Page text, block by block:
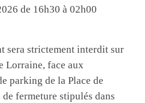
de 16h30 à 02h00
sera strictement interdit sur
Lorraine, face aux
parking de la Place de
fermeture stipulés dans